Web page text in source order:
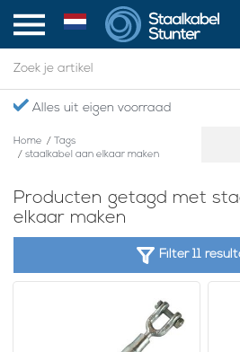
Alles uit eigen voorraad
Home /
Tags
/ staalkabel aan elkaar maken
Producten getagd met
elkaar maken
Filter 11